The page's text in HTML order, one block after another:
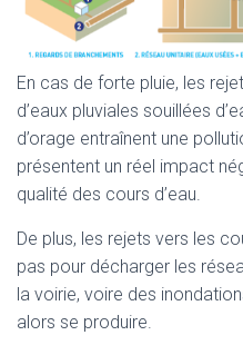
En cas de forte pluie, les
d’eaux pluviales souillées
d’orage entraînent une
présentent un réel impact
qualité des cours d’eau.
De plus, les rejets vers les
pas pour décharger les
la voirie, voire des
alors se produire.